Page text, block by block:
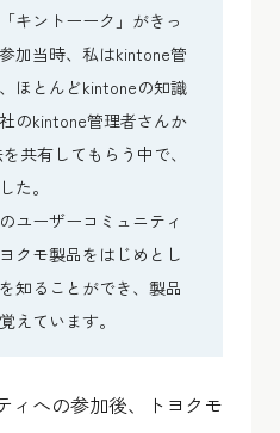
キントーーク」がきっ
加当時、私はkintone管
ほとんどkintoneの知識
のkintone管理者さんか
共有してもらう中で、
た。
ユーザーコミュニティ
クモ製品をはじめとし
知ることができ、製品
えています。
ィへの参加後、トヨクモ